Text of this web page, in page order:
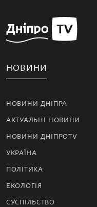
НОВИНИ
НОВИНИ ДНІПРА
АКТУАЛЬНІ НОВИНИ
НОВИНИ ДНІПРОTV
УКРАЇНА
ПОЛІТИКА
ЕКОЛОГІЯ
СУСПІЛЬСТВО